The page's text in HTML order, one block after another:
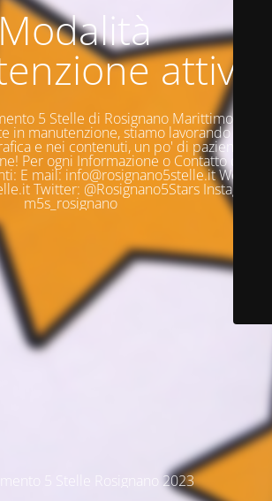
attiva
5 Stelle di Rosignano Marittimo è
in manutenzione, stiamo lavorando per
e nei contenuti, un po' di pazienza e
Per ogni Informazione o Contatto questi
E mail: info@rosignano5stelle.it Web:
Twitter: @Rosignano5Stars Instagram:
m5s_rosignano
5 Stelle Rosignano 2023